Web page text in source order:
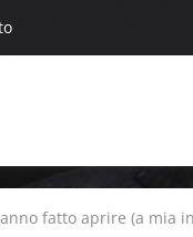
fatto aprire (a mia